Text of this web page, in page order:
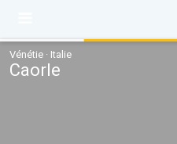
Vénétie · Italie
Caorle